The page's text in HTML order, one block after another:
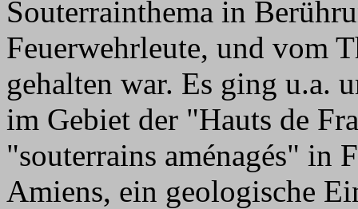
Souterrainthema in
Feuerwehrleute, und vom
gehalten war. Es ging u.a.
im Gebiet der "Hauts de
"souterrains aménagés" in
Amiens, ein geologische